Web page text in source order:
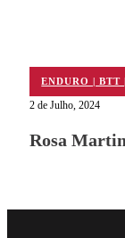
ENDURO | BTT
2 de Julho, 2024
Rosa